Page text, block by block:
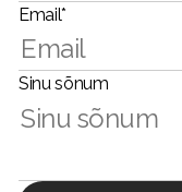
Email*
Sinu sõnum